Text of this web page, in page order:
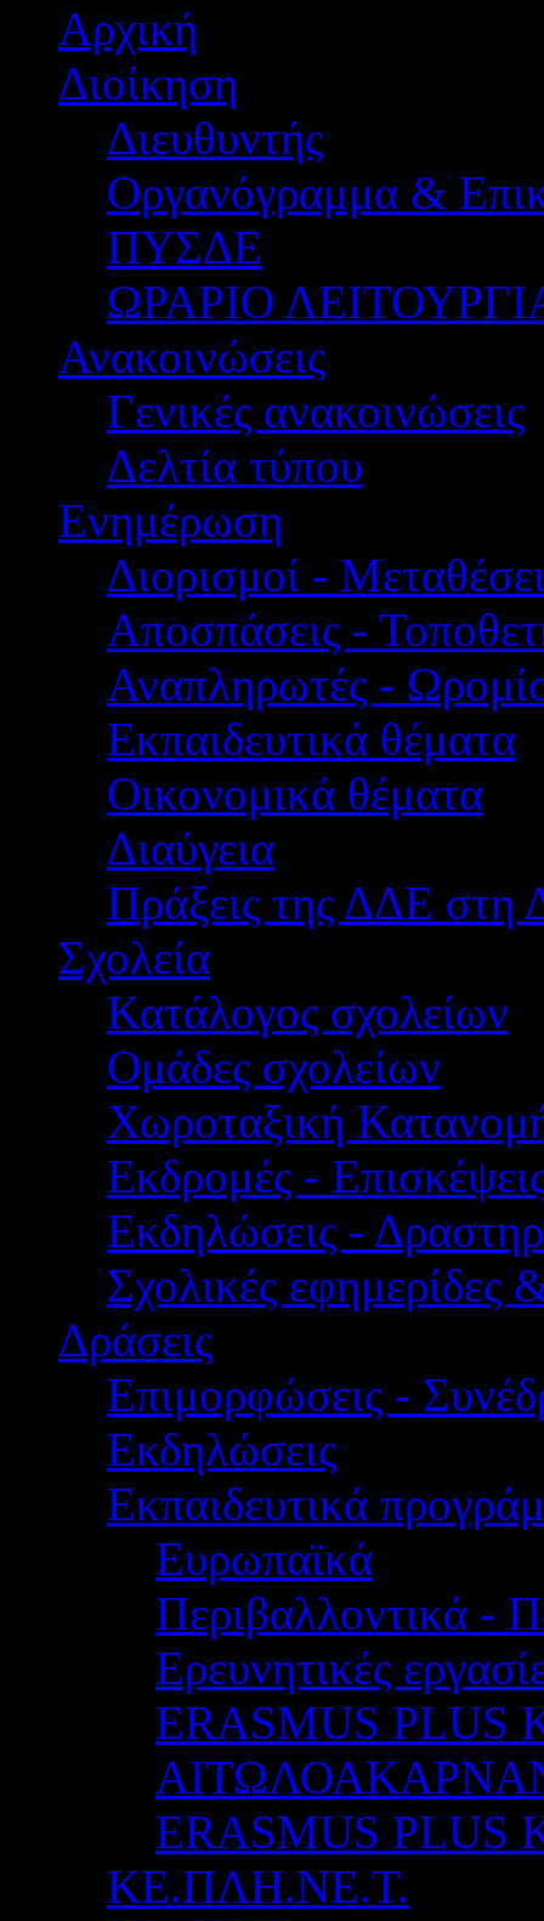
Αρχική
Διοίκηση
Διευθυντής
Οργανόγραμμα &
ΠΥΣΔΕ
ΩΡΑΡΙΟ
Ανακοινώσεις
Γενικές ανακοινώσεις
Δελτία τύπου
Ενημέρωση
Διορισμοί -
Αποσπάσεις -
Αναπληρωτές -
Εκπαιδευτικά θέματα
Οικονομικά θέματα
Διαύγεια
Πράξεις της ΔΔΕ στη
Σχολεία
Κατάλογος σχολείων
Ομάδες σχολείων
Χωροταξική
Εκδρομές -
Εκδηλώσεις -
Σχολικές εφημερίδες
Δράσεις
Επιμορφώσεις -
Εκδηλώσεις
Εκπαιδευτικά
Ευρωπαϊκά
Περιβαλλοντικά -
Ερευνητικές
ERASMUS PLUS
ERASMUS
ΚΕ.ΠΛΗ.ΝΕ.Τ.